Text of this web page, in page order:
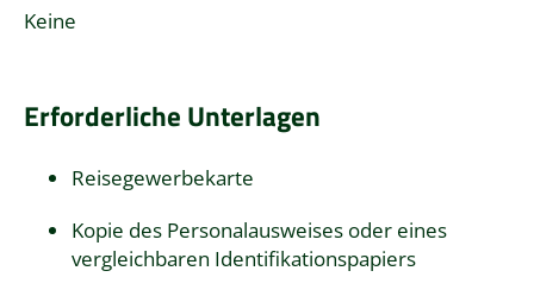
Keine
Erforderliche Unterlagen
Reisegewerbekarte
Kopie des Personalausweises oder eines
vergleichbaren Identifikationspapiers